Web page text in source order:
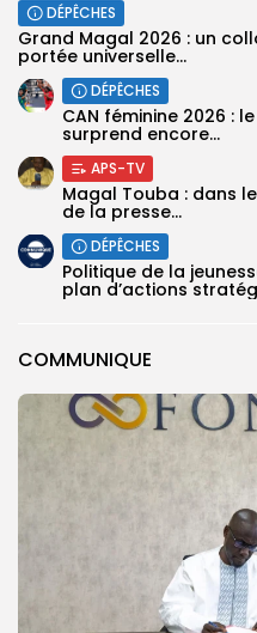
COMMUNIQUE
DÉPÊCHES
Grand Magal 2026 : un
portée universelle...
DÉPÊCHES
‎CAN féminine 2026 :
surprend encore...
APS-TV
Magal Touba : dans
de la presse...
DÉPÊCHES
Politique de la
plan d’actions